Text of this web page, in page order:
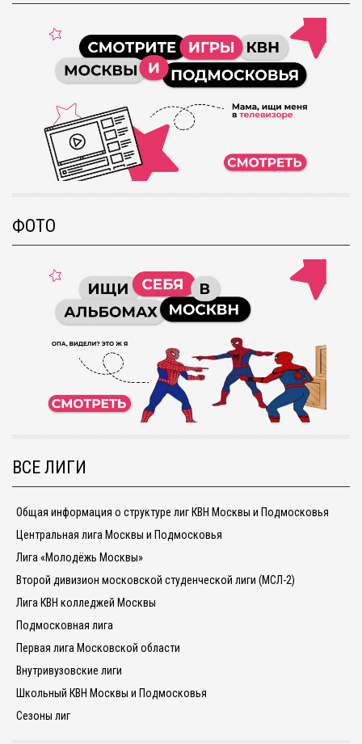
ФОТО
ВСЕ ЛИГИ
Общая информация о структуре лиг КВН Москвы и Подмосковья
Центральная лига Москвы и Подмосковья
Лига «Молодёжь Москвы»
Второй дивизион московской студенческой лиги (МСЛ-2)
Лига КВН колледжей Москвы
Подмосковная лига
Первая лига Московской области
Внутривузовские лиги
Школьный КВН Москвы и Подмосковья
Сезоны лиг